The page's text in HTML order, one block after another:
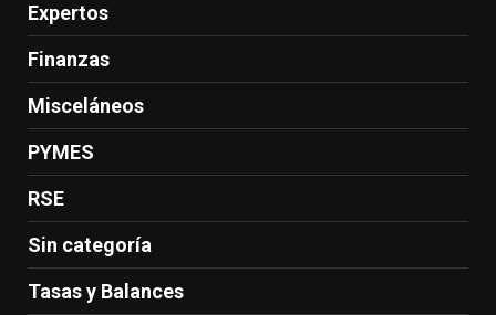
Expertos
Finanzas
Misceláneos
PYMES
RSE
Sin categoría
Tasas y Balances